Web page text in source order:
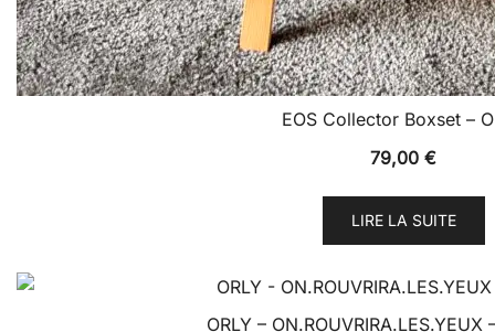
EOS Collector Boxset –
79,00 €
LIRE LA SUITE
ORLY – ON.ROUVRIRA.LES.YEUX